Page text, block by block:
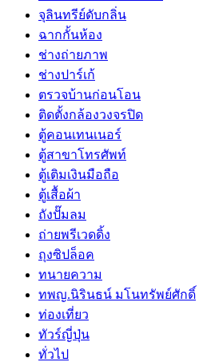
จุลินทรีย์ดับกลิ่น
ฉากกั้นห้อง
ช่างถ่ายภาพ
ช่างปาร์เก้
ตรวจบ้านก่อนโอน
ติดตั้งกล้องวงจรปิด
ตู้คอนเทนเนอร์
ตู้สาขาโทรศัพท์
ตู้เติมเงินมือถือ
ตู้เสื้อผ้า
ถังปั๊มลม
ถ่ายพรีเวดดิ้ง
ถุงซิปล็อค
ทนายความ
ทพญ.นิรินธน์ มโนทรัพย์ศักดิ์
ท่องเที่ยว
ทัวร์ญี่ปุ่น
ทั่วไป